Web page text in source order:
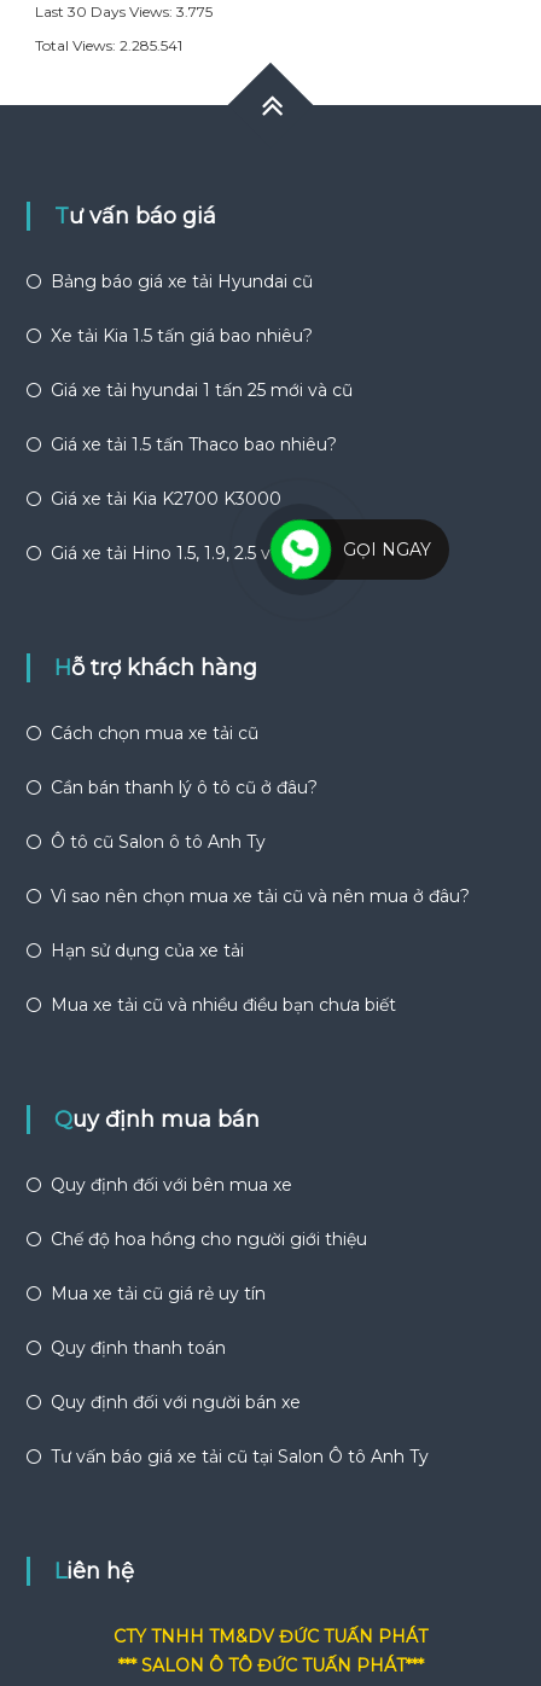
Last 30 Days Views: 3.775
Total Views: 2.285.541
Tư vấn báo giá
Bảng báo giá xe tải Hyundai cũ
Xe tải Kia 1.5 tấn giá bao nhiêu?
Giá xe tải hyundai 1 tấn 25 mới và cũ
Giá xe tải 1.5 tấn Thaco bao nhiêu?
Giá xe tải Kia K2700 K3000
Giá xe tải Hino 1.5, 1.9, 2.5 và 3.5 tấn
Hỗ trợ khách hàng
Cách chọn mua xe tải cũ
Cần bán thanh lý ô tô cũ ở đâu?
Ô tô cũ Salon ô tô Anh Ty
Vì sao nên chọn mua xe tải cũ và nên mua ở đâu?
Hạn sử dụng của xe tải
Mua xe tải cũ và nhiều điều bạn chưa biết
Quy định mua bán
Quy định đối với bên mua xe
Chế độ hoa hồng cho người giới thiệu
Mua xe tải cũ giá rẻ uy tín
Quy định thanh toán
Quy định đối với người bán xe
Tư vấn báo giá xe tải cũ tại Salon Ô tô Anh Ty
Liên hệ
CTY TNHH TM&DV ĐỨC TUẤN PHÁT
*** SALON Ô TÔ ĐỨC TUẤN PHÁT***
GỌI NGAY